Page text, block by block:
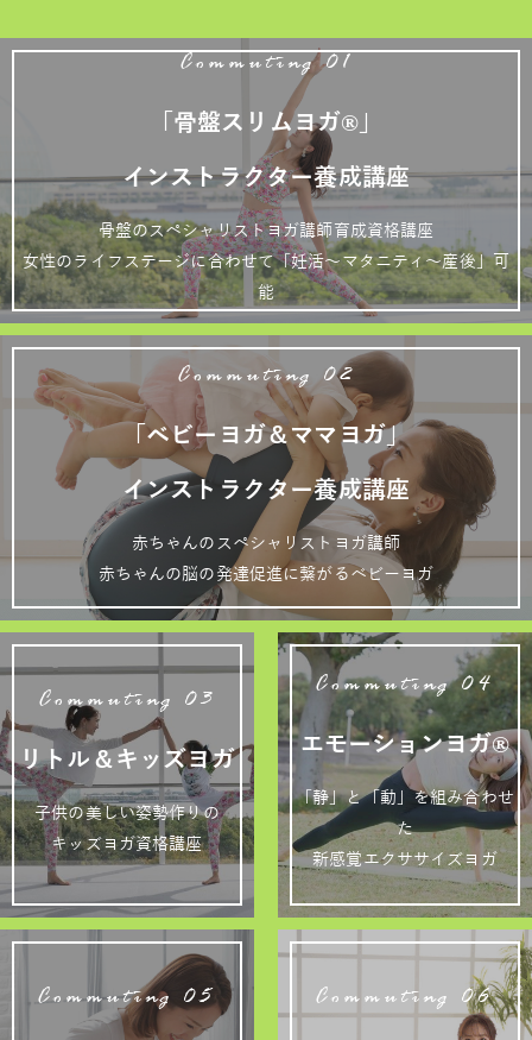
Commuting 01
「骨盤スリムヨガ®」
インストラクター養成講座
骨盤のスペシャリストヨガ講師育成資格講座
女性のライフステージに合わせて「妊活～マタニティ～産後」可
能
Commuting 02
「ベビーヨガ＆ママヨガ」
インストラクター養成講座
赤ちゃんのスペシャリストヨガ講師
赤ちゃんの脳の発達促進に繋がるベビーヨガ
Commuting 03
リトル＆キッズヨガ
子供の美しい姿勢作りの
キッズヨガ資格講座
Commuting 04
エモーションヨガ®
「静」と「動」を組み合わせ
た
新感覚エクササイズヨガ
Commuting 05 Commuting 06